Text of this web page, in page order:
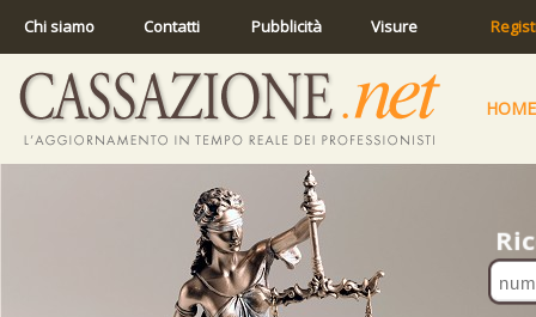
Chi siamo Contatti Pubblicità Visure
HOME